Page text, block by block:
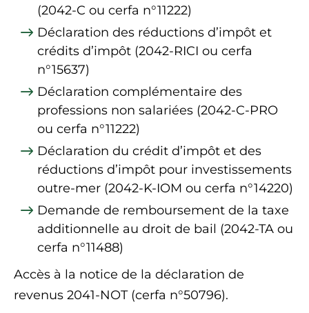
(2042-C ou cerfa n°11222)
Déclaration des réductions d’impôt et
crédits d’impôt (2042-RICI ou cerfa
n°15637)
Déclaration complémentaire des
professions non salariées (2042-C-PRO
ou cerfa n°11222)
Déclaration du crédit d’impôt et des
réductions d’impôt pour investissements
outre-mer (2042-K-IOM ou cerfa n°14220)
Demande de remboursement de la taxe
additionnelle au droit de bail (2042-TA ou
cerfa n°11488)
Accès à la notice de la déclaration de
revenus 2041-NOT (cerfa n°50796).